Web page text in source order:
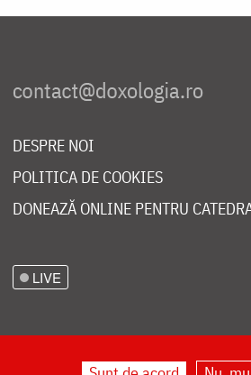
DESPRE NOI
POLITICA DE COOKIES
DONEAZĂ ONLINE PENTRU
LIVE